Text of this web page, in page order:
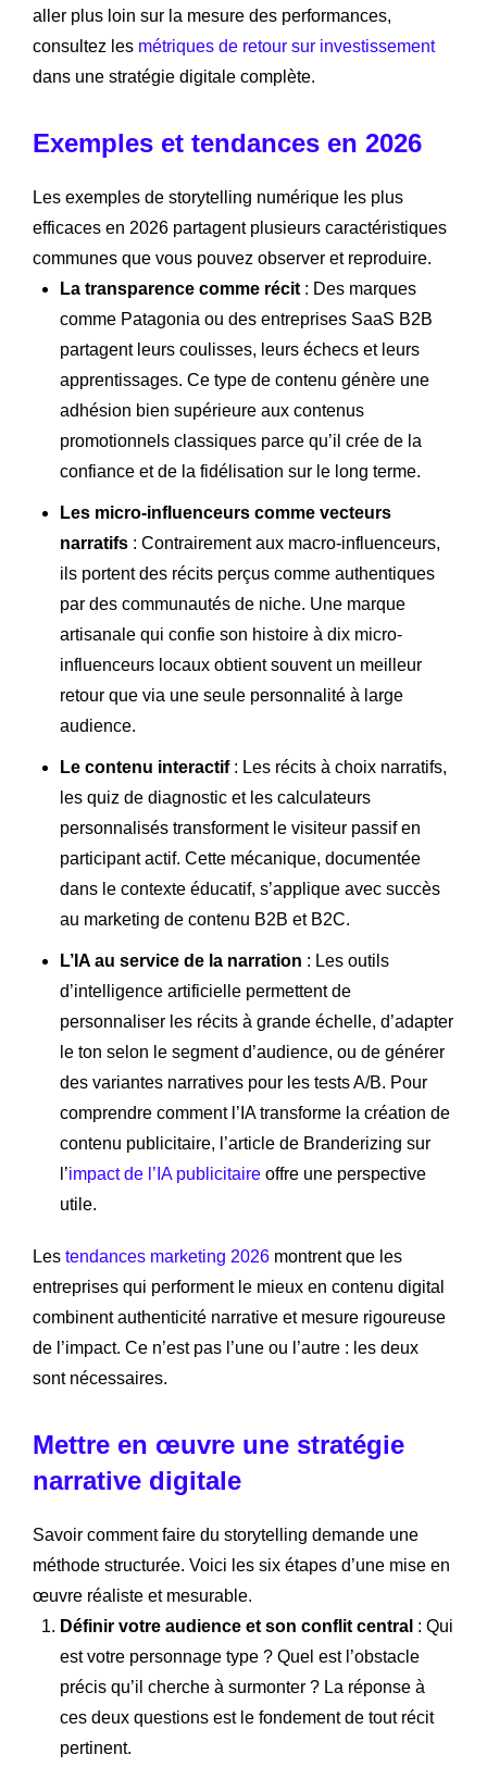
aller plus loin sur la mesure des performances,
consultez les métriques de retour sur investissement
dans une stratégie digitale complète.
Exemples et tendances en 2026
Les exemples de storytelling numérique les plus
efficaces en 2026 partagent plusieurs caractéristiques
communes que vous pouvez observer et reproduire.
La transparence comme récit : Des marques
comme Patagonia ou des entreprises SaaS B2B
partagent leurs coulisses, leurs échecs et leurs
apprentissages. Ce type de contenu génère une
adhésion bien supérieure aux contenus
promotionnels classiques parce qu’il crée de la
confiance et de la fidélisation sur le long terme.
Les micro-influenceurs comme vecteurs
narratifs : Contrairement aux macro-influenceurs,
ils portent des récits perçus comme authentiques
par des communautés de niche. Une marque
artisanale qui confie son histoire à dix micro-
influenceurs locaux obtient souvent un meilleur
retour que via une seule personnalité à large
audience.
Le contenu interactif: Les récits à choix narratifs,
les quiz de diagnostic et les calculateurs
personnalisés transforment le visiteur passif en
participant actif. Cette mécanique, documentée
dans le contexte éducatif, s’applique avec succès
au marketing de contenu B2B et B2C.
L’IA au service de la narration : Les outils
d’intelligence artificielle permettent de
personnaliser les récits à grande échelle, d’adapter
le ton selon le segment d’audience, ou de générer
des variantes narratives pour les tests A/B. Pour
comprendre comment l’IA transforme la création de
contenu publicitaire, l’article de Branderizing sur
l’impact de l’IA publicitaire offre une perspective
utile.
Les tendances marketing 2026 montrent que les
entreprises qui performent le mieux en contenu digital
combinent authenticité narrative et mesure rigoureuse
de l’impact. Ce n’est pas l’une ou l’autre : les deux
sont nécessaires.
Mettre en œuvre une stratégie
narrative digitale
Savoir comment faire du storytelling demande une
méthode structurée. Voici les six étapes d’une mise en
œuvre réaliste et mesurable.
Définir votre audience et son conflit central : Qui
est votre personnage type ? Quel est l’obstacle
précis qu’il cherche à surmonter ? La réponse à
ces deux questions est le fondement de tout récit
pertinent.